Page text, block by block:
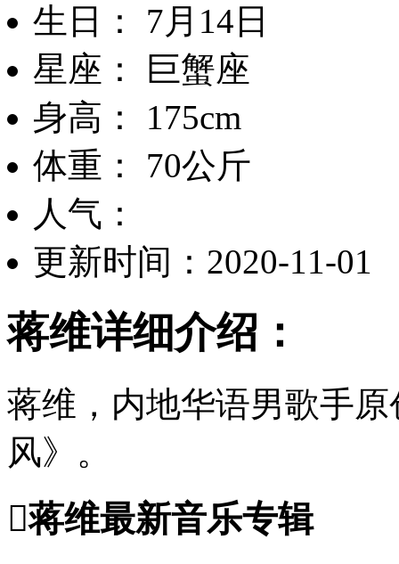
生日： 7月14日
星座： 巨蟹座
身高： 175cm
体重： 70公斤
人气：
更新时间：2020-11-01
蒋维详细介绍：
蒋维，内地华语男歌手
风》。
蒋维最新音乐专辑